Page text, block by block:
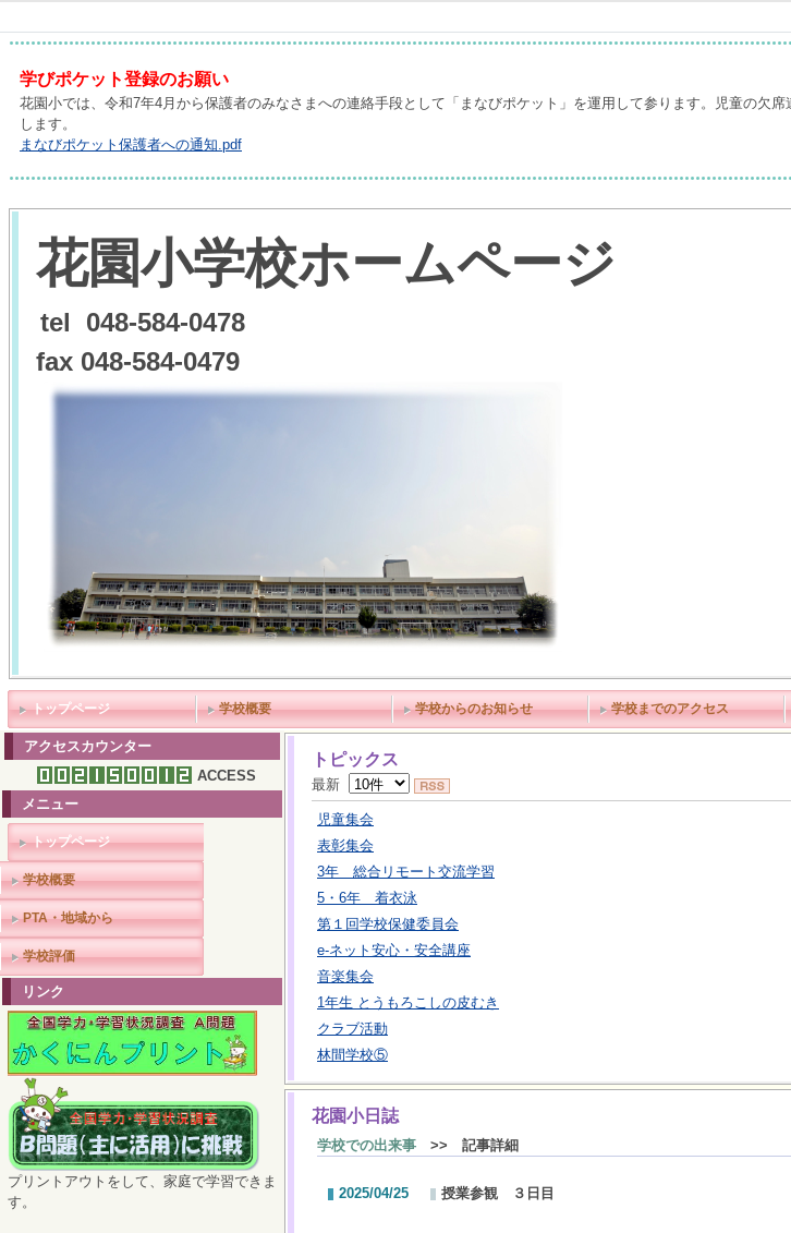
学びポケット登録のお願い
花園小では、令和7年4月から保護者のみなさまへの連絡手段として「まなびポケット」を運用して参ります。児童の欠
します。
まなびポケット保護者への通知.pdf
花園小学校ホームページ
tel 048-584-0478
fax 048-584-0479
トップページ 学校概要 学校からのお知らせ 学校までのアクセス
アクセスカウンター
ACCESS
メニュー
トップページ
学校概要
PTA・地域から
学校評価
リンク
プリントアウトをして、家庭で学習できま
す。
トピックス
最新
児童集会
表彰集会
3年 総合リモート交流学習
5・6年 着衣泳
第１回学校保健委員会
e-ネット安心・安全講座
音楽集会
1年生 とうもろこしの皮むき
クラブ活動
林間学校⑤
花園小日誌
学校での出来事 >> 記事詳細
2025/04/25 授業参観 ３日目